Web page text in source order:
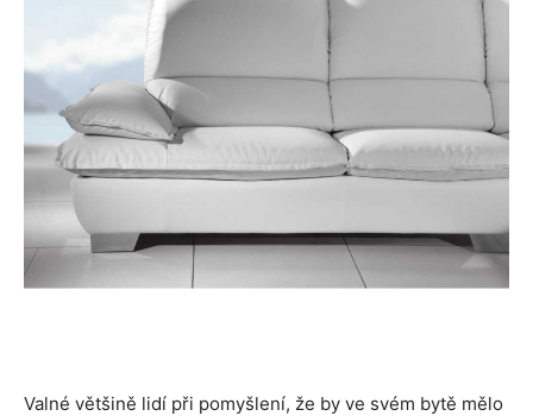
Valné většině lidí při pomyšlení, že by ve svém bytě mělo